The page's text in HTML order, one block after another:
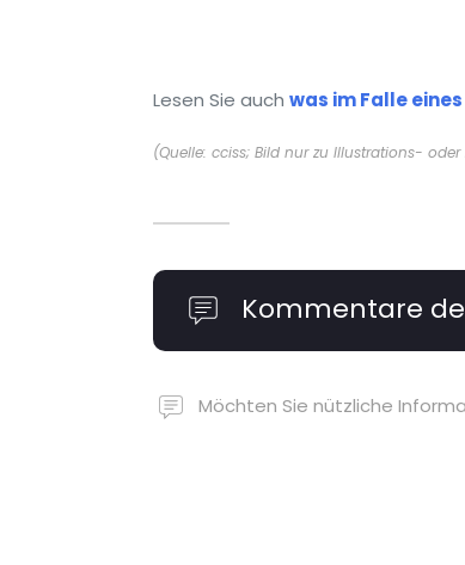
Lesen Sie auch was im Falle
(Quelle: cciss; Bild nur zu Illustrations-
Kommentare
Möchten Sie nützliche